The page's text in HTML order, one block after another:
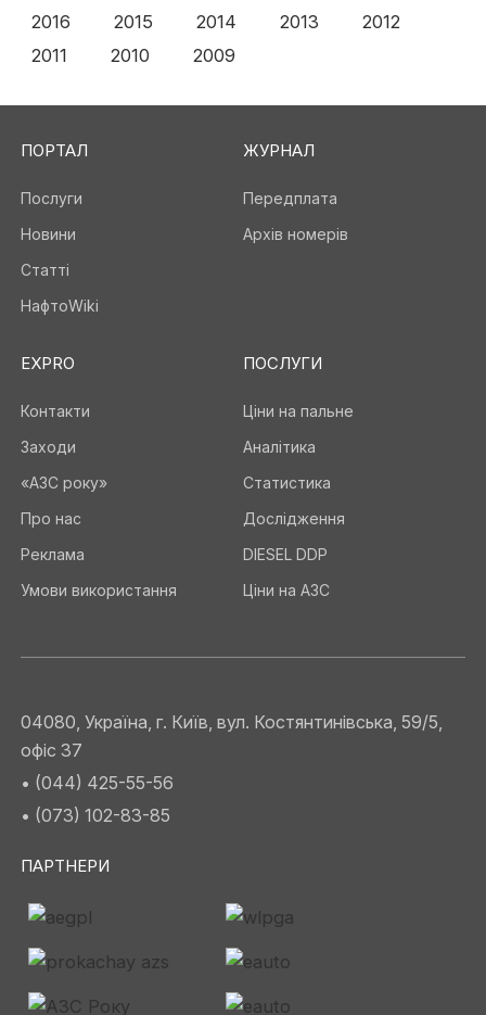
2016
2015 2014 2013
2012
2011
2010 2009
ПОРТАЛ
Послуги
Новини
Статті
НафтоWiki
ЖУРНАЛ
Передплата
Архів номерів
EXPRO
Контакти
Заходи
«АЗС року»
Про нас
Реклама
Умови використання
ПОСЛУГИ
Ціни на пальне
Аналітика
Статистика
Дослідження
DIESEL DDP
Ціни на АЗС
04080, Україна, г. Київ, вул. Костянтинівська, 59/5,
офіс 37
• (044) 425-55-56
• (073) 102-83-85
ПАРТНЕРИ